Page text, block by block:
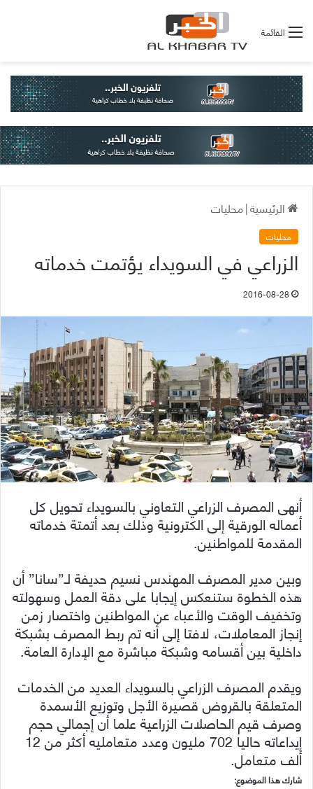
القائمة
الرئيسية|محليات
محليات
الزراعي في السويداء يؤتمت خدماته
2016-08-28
أنهى المصرف الزراعي التعاوني بالسويداء تحويل كل
أعماله الورقية إلى الكترونية وذلك بعد أتمتة خدماته
المقدمة للمواطنين.
وبين مدير المصرف المهندس نسيم حديفة لـ”سانا” أن
هذه الخطوة ستنعكس إيجابا على دقة العمل وسهولته
وتخفيف الوقت والأعباء عن المواطنين واختصار زمن
إنجاز المعاملات، لافتا إلى أنه تم ربط المصرف بشبكة
داخلية بين أقسامه وشبكة مباشرة مع الإدارة العامة.
ويقدم المصرف الزراعي بالسويداء العديد من الخدمات
المتعلقة بالقروض قصيرة الأجل وتوزيع الأسمدة
وصرف قيم الحاصلات الزراعية علما أن إجمالي حجم
إيداعاته حاليا 702 مليون وعدد متعامليه أكثر من 12
ألف متعامل.
شارك هذا الموضوع: